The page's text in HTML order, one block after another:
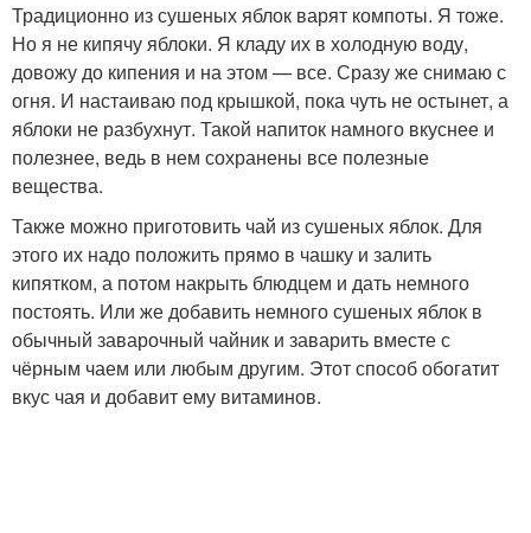
Традиционно из сушеных яблок варят компоты. Я тоже.
Но я не кипячу яблоки. Я кладу их в холодную воду,
довожу до кипения и на этом — все. Сразу же снимаю с
огня. И настаиваю под крышкой, пока чуть не остынет, а
яблоки не разбухнут. Такой напиток намного вкуснее и
полезнее, ведь в нем сохранены все полезные
вещества.
Также можно приготовить чай из сушеных яблок. Для
этого их надо положить прямо в чашку и залить
кипятком, а потом накрыть блюдцем и дать немного
постоять. Или же добавить немного сушеных яблок в
обычный заварочный чайник и заварить вместе с
чёрным чаем или любым другим. Этот способ обогатит
вкус чая и добавит ему витаминов.